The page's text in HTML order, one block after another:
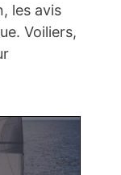
les avis
Voiliers,